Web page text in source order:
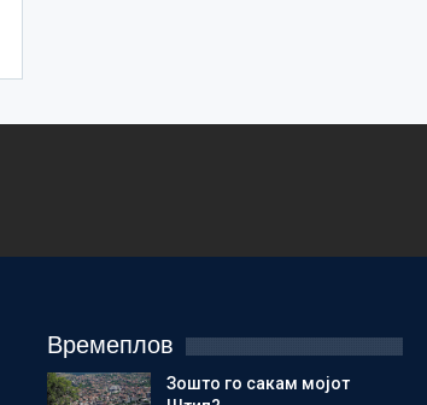
Времеплов
Зошто го сакам мојот